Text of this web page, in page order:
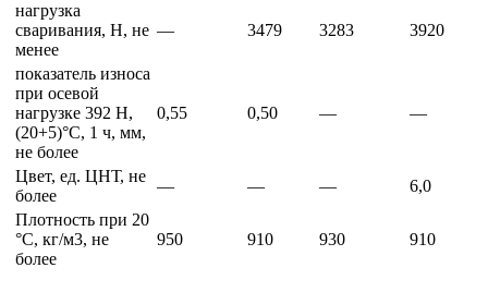
нагрузка
сваривания, Н, не
менее
— 3479 3283 3920
показатель износа
при осевой
нагрузке 392 Н,
(20+5)°С, 1 ч, мм,
не более
0,55 0,50 — —
Цвет, ед. ЦНТ, не
более
— — —
6,0
Плотность при 20
°С, кг/м3, не
более
950 910 930 910